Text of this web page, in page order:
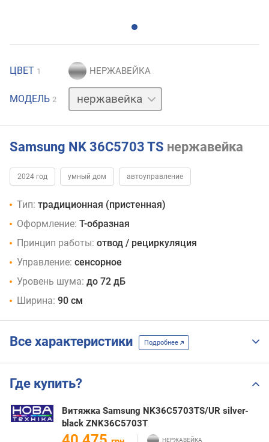
ЦВЕТ 1
МОДЕЛЬ 2
черный
Samsung NK 36C5703 TS нержавейка
2024 год умный дом автоуправление
Тип: традиционная (пристенная)
Оформление: Т-образная
Принцип работы: отвод / рециркуляция
Управление: сенсорное
Уровень шума: до 72 дБ
Ширина: 90 см
Все характеристики Подробнее
Где купить?
Витяжка Samsung NK36C5703TS/UR silver-
black ZNK36C5703T